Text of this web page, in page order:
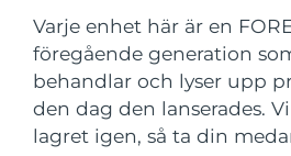
Varje enhet här är en
föregående generation
behandlar och lyser upp
den dag den lanserades.
lagret igen, så ta din
FAQ™ Dual LED Panel
POPULÄR
USA
Storbritannien
Spanien